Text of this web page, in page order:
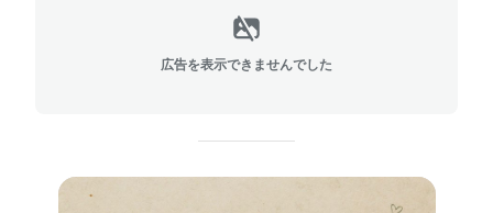
広告を表示できませんでした